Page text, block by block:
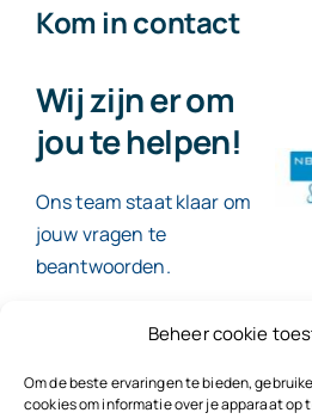
Beheer cookie
Om de beste ervaringen te bieden,
cookies om informatie over je apparaat op
Kom in contact
Wij zijn er om
jou te helpen!
Ons team staat klaar om
jouw vragen te
beantwoorden.
Contact